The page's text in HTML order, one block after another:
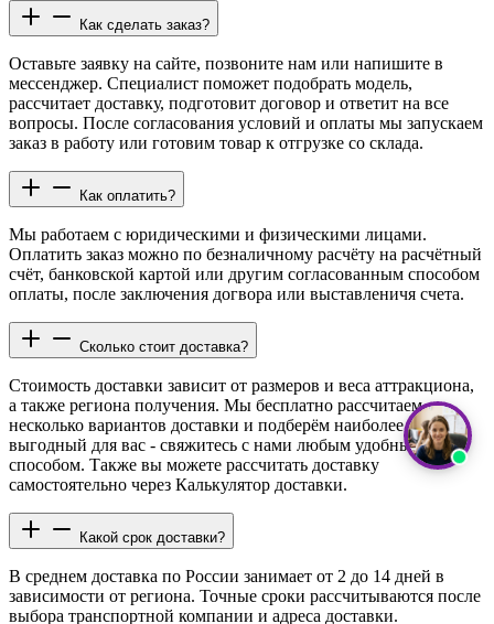
Как сделать заказ?
Оставьте заявку на сайте, позвоните нам или напишите в
мессенджер. Специалист поможет подобрать модель,
рассчитает доставку, подготовит договор и ответит на все
вопросы. После согласования условий и оплаты мы запускаем
заказ в работу или готовим товар к отгрузке со склада.
Как оплатить?
Мы работаем с юридическими и физическими лицами.
Оплатить заказ можно по безналичному расчёту на расчётный
счёт, банковской картой или другим согласованным способом
оплаты, после заключения догвора или выставленичя счета.
Сколько стоит доставка?
Стоимость доставки зависит от размеров и веса аттракциона,
а также региона получения. Мы бесплатно рассчитаем
несколько вариантов доставки и подберём наиболее
выгодный для вас - свяжитесь с нами любым удобным
способом. Также вы можете рассчитать доставку
самостоятельно через Калькулятор доставки.
Какой срок доставки?
В среднем доставка по России занимает от 2 до 14 дней в
зависимости от региона. Точные сроки рассчитываются после
выбора транспортной компании и адреса доставки.